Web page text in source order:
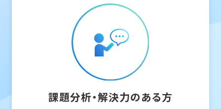
課題分析・解決力のある方